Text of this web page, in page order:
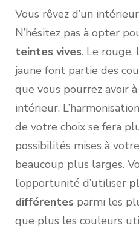
Vous rêvez d’un
N’hésitez pas à opter
teintes vives. Le
jaune font partie des
que vous pourrez avoir
intérieur.
de votre choix se fera
possibilités mises à
beaucoup plus larges.
l’opportunité d’utiliser
différentes parmi les
que plus les couleurs